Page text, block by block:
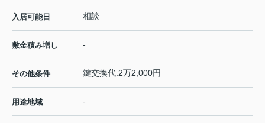
入居可能日 相談
敷金積み増し -
その他条件 鍵交換代:2万2,000円
用途地域 -